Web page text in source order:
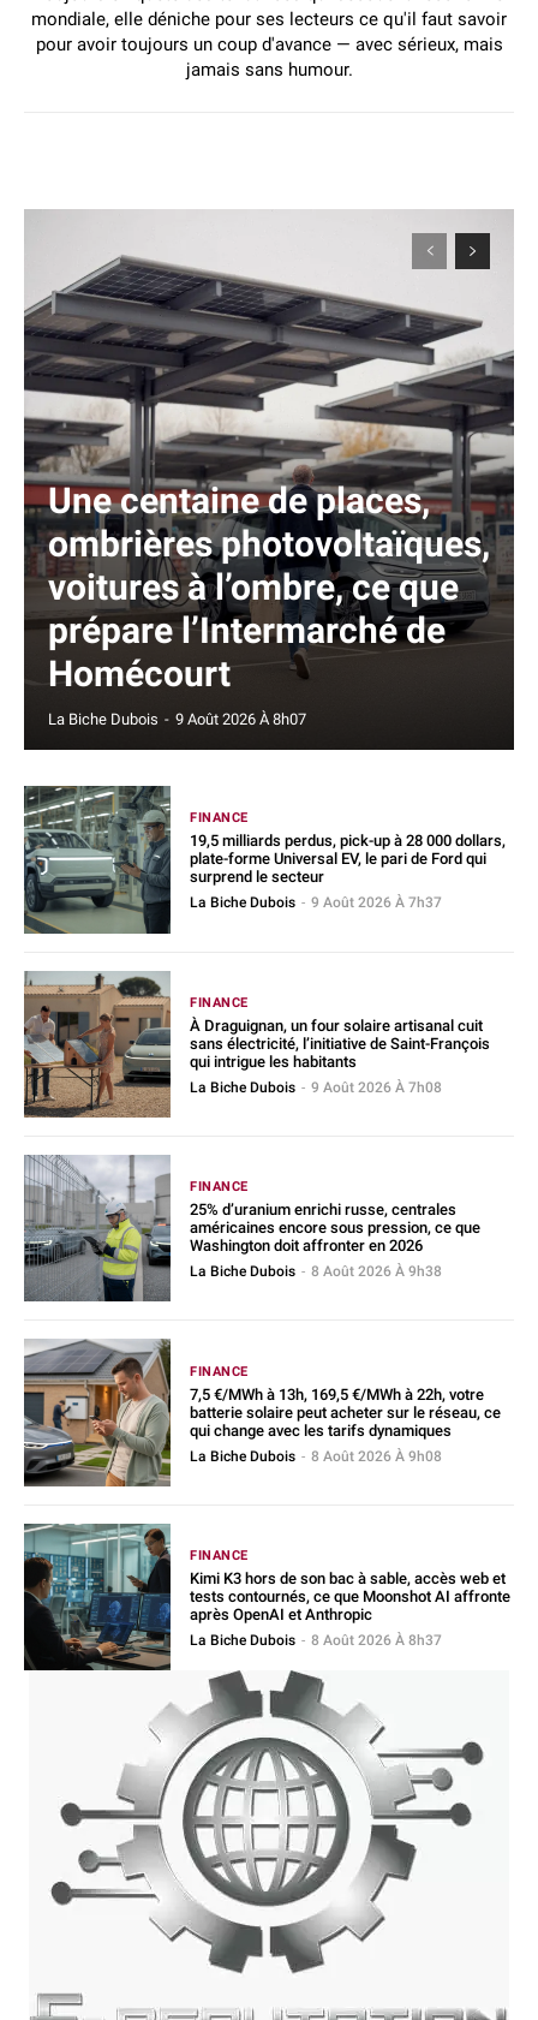
mondiale, elle déniche pour ses lecteurs ce qu'il faut savoir
pour avoir toujours un coup d'avance — avec sérieux, mais
jamais sans humour.
Une centaine de places,
ombrières photovoltaïques,
voitures à l’ombre, ce que
prépare l’Intermarché de
Homécourt
La Biche Dubois - 9 Août 2026 À 8h07
FINANCE
19,5 milliards perdus, pick-up à 28 000 dollars,
plate-forme Universal EV, le pari de Ford qui
surprend le secteur
La Biche Dubois - 9 Août 2026 À 7h37
FINANCE
À Draguignan, un four solaire artisanal cuit
sans électricité, l’initiative de Saint-François
qui intrigue les habitants
La Biche Dubois - 9 Août 2026 À 7h08
FINANCE
25% d’uranium enrichi russe, centrales
américaines encore sous pression, ce que
Washington doit affronter en 2026
La Biche Dubois - 8 Août 2026 À 9h38
FINANCE
7,5 €/MWh à 13h, 169,5 €/MWh à 22h, votre
batterie solaire peut acheter sur le réseau, ce
qui change avec les tarifs dynamiques
La Biche Dubois - 8 Août 2026 À 9h08
FINANCE
Kimi K3 hors de son bac à sable, accès web et
tests contournés, ce que Moonshot AI affronte
après OpenAI et Anthropic
La Biche Dubois - 8 Août 2026 À 8h37